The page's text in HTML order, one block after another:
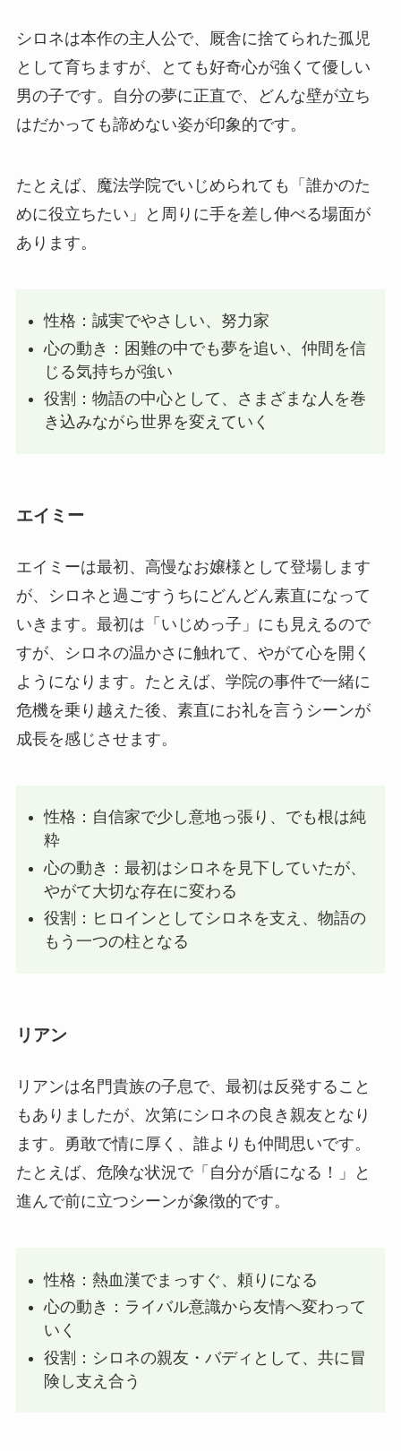
シロネは本作の主人公で、厩舎に捨てられた孤児
として育ちますが、とても好奇心が強くて優しい
男の子です。自分の夢に正直で、どんな壁が立ち
はだかっても諦めない姿が印象的です。
たとえば、魔法学院でいじめられても「誰かのた
めに役立ちたい」と周りに手を差し伸べる場面が
あります。
性格：誠実でやさしい、努力家
心の動き：困難の中でも夢を追い、仲間を信
じる気持ちが強い
役割：物語の中心として、さまざまな人を巻
き込みながら世界を変えていく
エイミー
エイミーは最初、高慢なお嬢様として登場します
が、シロネと過ごすうちにどんどん素直になって
いきます。最初は「いじめっ子」にも見えるので
すが、シロネの温かさに触れて、やがて心を開く
ようになります。たとえば、学院の事件で一緒に
危機を乗り越えた後、素直にお礼を言うシーンが
成長を感じさせます。
性格：自信家で少し意地っ張り、でも根は純
粋
心の動き：最初はシロネを見下していたが、
やがて大切な存在に変わる
役割：ヒロインとしてシロネを支え、物語の
もう一つの柱となる
リアン
リアンは名門貴族の子息で、最初は反発すること
もありましたが、次第にシロネの良き親友となり
ます。勇敢で情に厚く、誰よりも仲間思いです。
たとえば、危険な状況で「自分が盾になる！」と
進んで前に立つシーンが象徴的です。
性格：熱血漢でまっすぐ、頼りになる
心の動き：ライバル意識から友情へ変わって
いく
役割：シロネの親友・バディとして、共に冒
険し支え合う